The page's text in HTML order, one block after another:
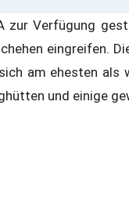
zur Verfügung
eingreifen.
am ehesten als
und einige